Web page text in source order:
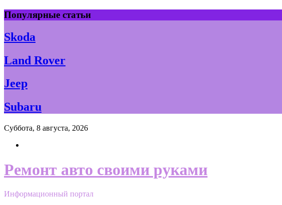
Skip
to
content
Популярные статьи
Skoda
Land Rover
Jeep
Subaru
Суббота, 8 августа, 2026
Ремонт авто своими руками
Информационный портал